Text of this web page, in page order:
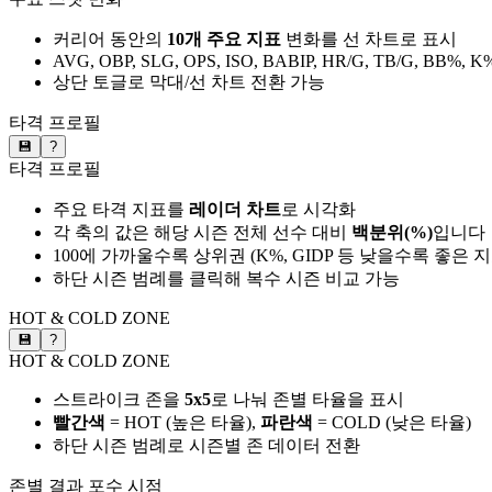
커리어 동안의 10개 주요 지표 변화를 선 차트로 표시
AVG, OBP, SLG, OPS, ISO, BABIP, HR/G, TB/G, BB%,
상단 토글로 막대/선 차트 전환 가능
타격 프로필
💾 ?
타격 프로필
주요 타격 지표를 레이더 차트로 시각화
각 축의 값은 해당 시즌 전체 선수 대비 백분위(%)입니다
100에 가까울수록 상위권 (K%, GIDP 등 낮을수록 좋은
하단 시즌 범례를 클릭해 복수 시즌 비교 가능
HOT & COLD ZONE
💾 ?
HOT & COLD ZONE
스트라이크 존을 5x5로 나눠 존별 타율을 표시
빨간색 = HOT (높은 타율), 파란색 = COLD (낮은 타율)
하단 시즌 범례로 시즌별 존 데이터 전환
존별 결과 포수 시점